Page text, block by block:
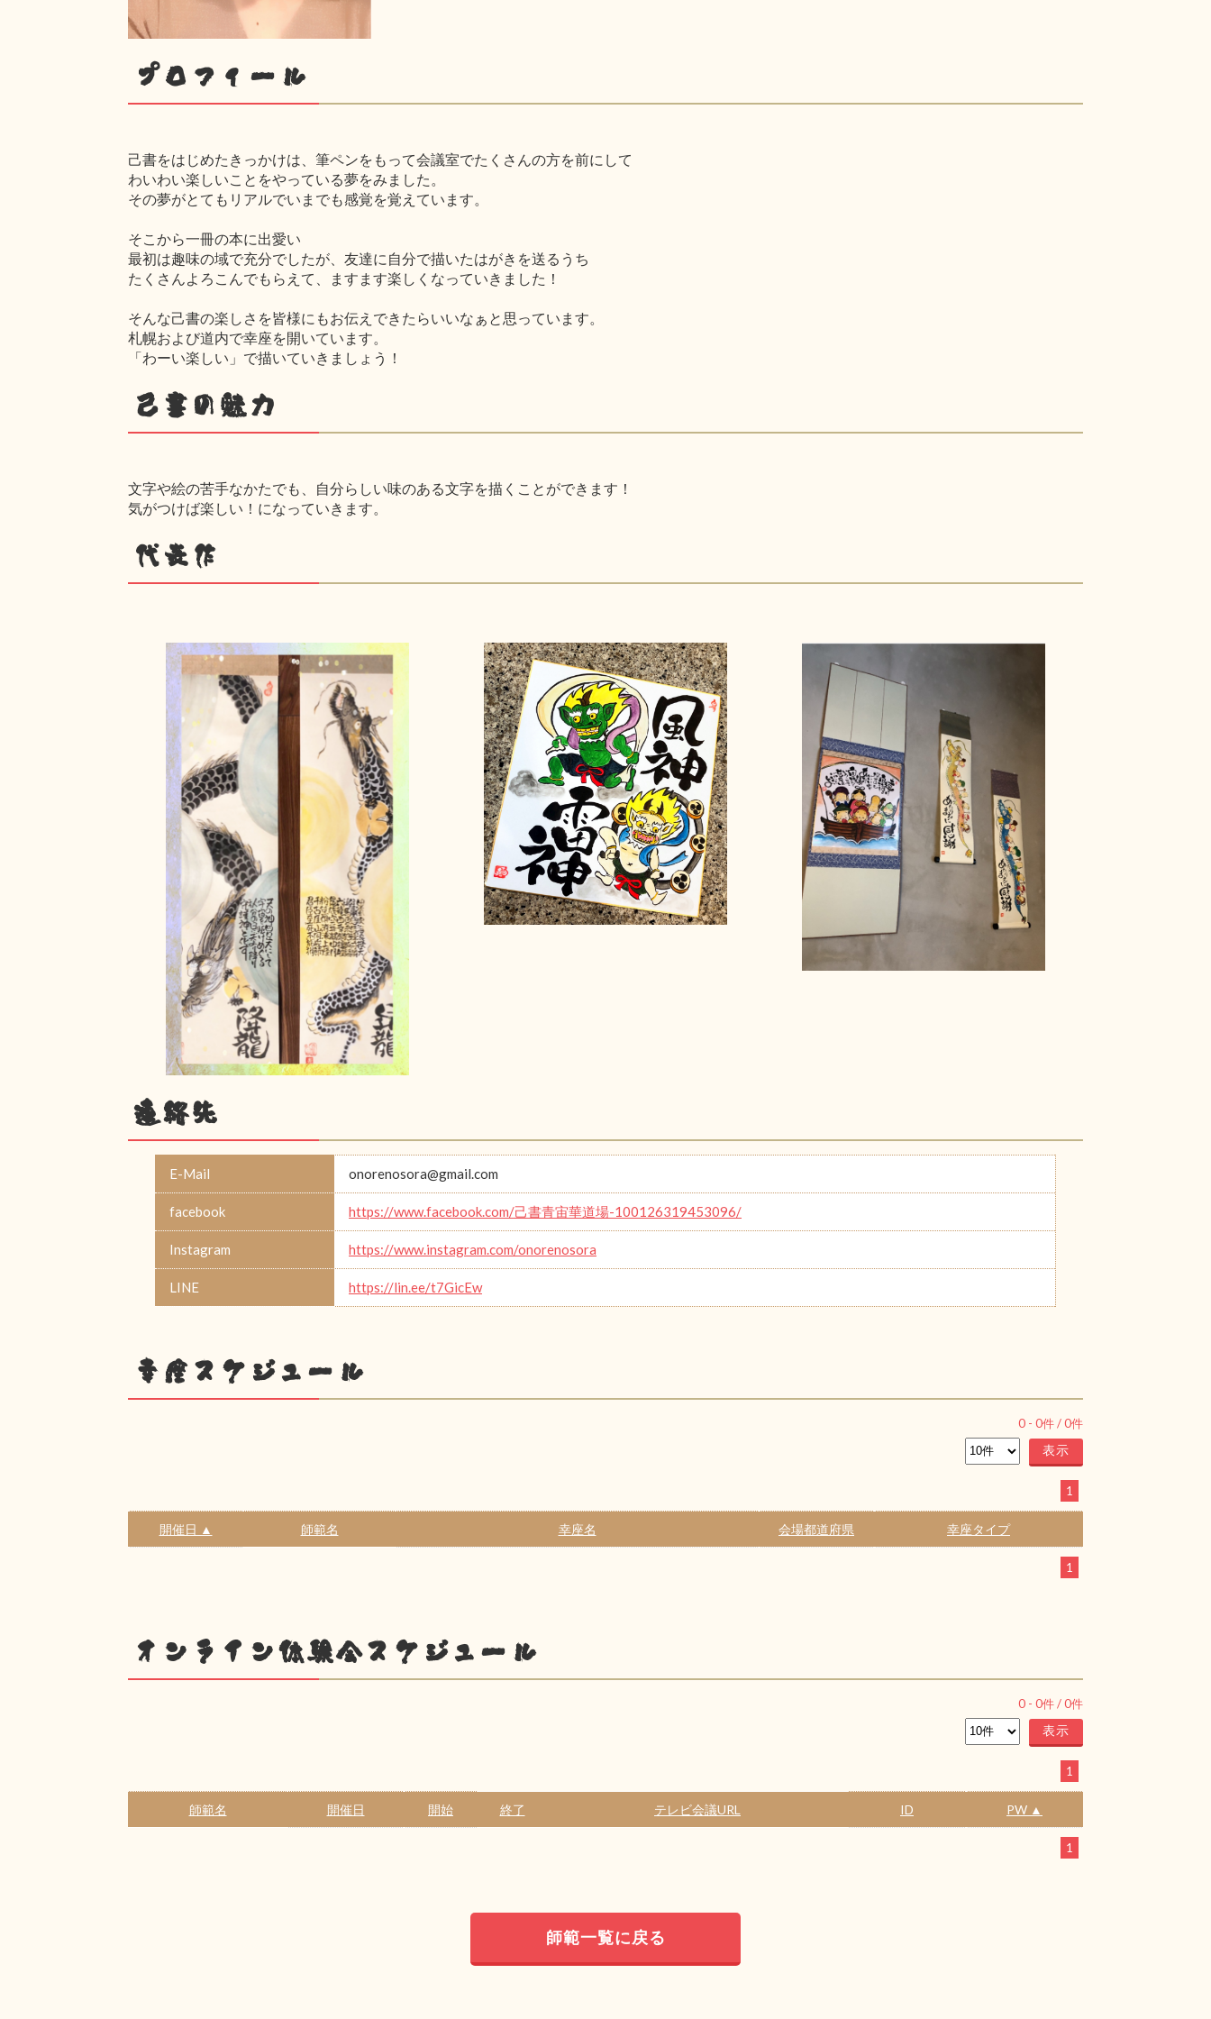
プロフィール
己書をはじめたきっかけは、筆ペンをもって会議室でたくさんの方を前にして
わいわい楽しいことをやっている夢をみました。
その夢がとてもリアルでいまでも感覚を覚えています。
そこから一冊の本に出愛い
最初は趣味の域で充分でしたが、友達に自分で描いたはがきを送るうち
たくさんよろこんでもらえて、ますます楽しくなっていきました！
そんな己書の楽しさを皆様にもお伝えできたらいいなぁと思っています。
札幌および道内で幸座を開いています。
「わーい楽しい」で描いていきましょう！
己書の魅力
文字や絵の苦手なかたでも、自分らしい味のある文字を描くことができます！
気がつけば楽しい！になっていきます。
代表作
連絡先
E-Mail onorenosora@gmail.com
facebook https://www.facebook.com/己書青宙華道場-100126319453096/
Instagram https://www.instagram.com/onorenosora
LINE https://lin.ee/t7GicEw
幸座スケジュール
0 - 0件 /0件
1
開催日 ▲ 師範名 幸座名 会場都道府県 幸座タイプ
1
オンライン体験会スケジュール
0 - 0件 /0件
1
師範名 開催日 開始 終了 テレビ会議URL ID PW ▲
1
師範一覧に戻る